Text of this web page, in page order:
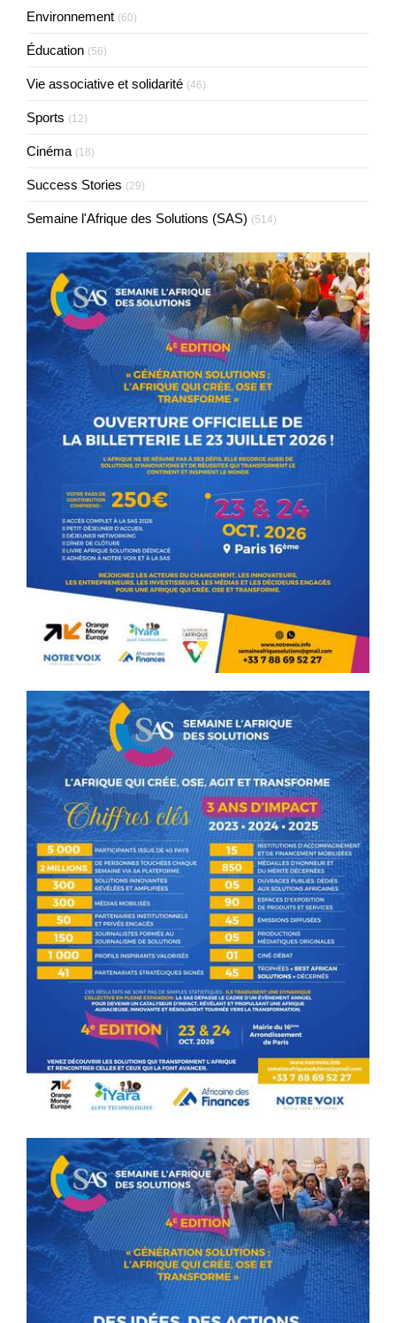
Environnement (60)
Éducation (56)
Vie associative et solidarité (46)
Sports (12)
Cinéma (18)
Success Stories (29)
Semaine l'Afrique des Solutions (SAS) (514)